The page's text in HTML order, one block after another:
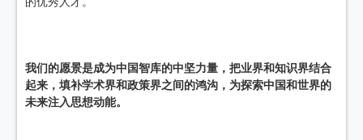
我们的愿景是成为中国智库的中坚力量，把业界和知识界结合
起来，填补学术界和政策界之间的鸿沟，为探索中国和世界的
未来注入思想动能。